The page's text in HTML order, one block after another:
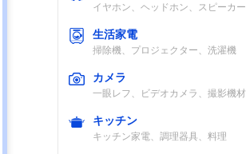
イヤホン、ヘッドホン、スピーカー
生活家電
掃除機、プロジェクター、洗濯機
カメラ
一眼レフ、ビデオカメラ、撮影機材
キッチン
キッチン家電、調理器具、料理